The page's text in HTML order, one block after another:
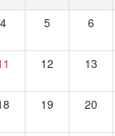
4 5 6
12 13
19 20